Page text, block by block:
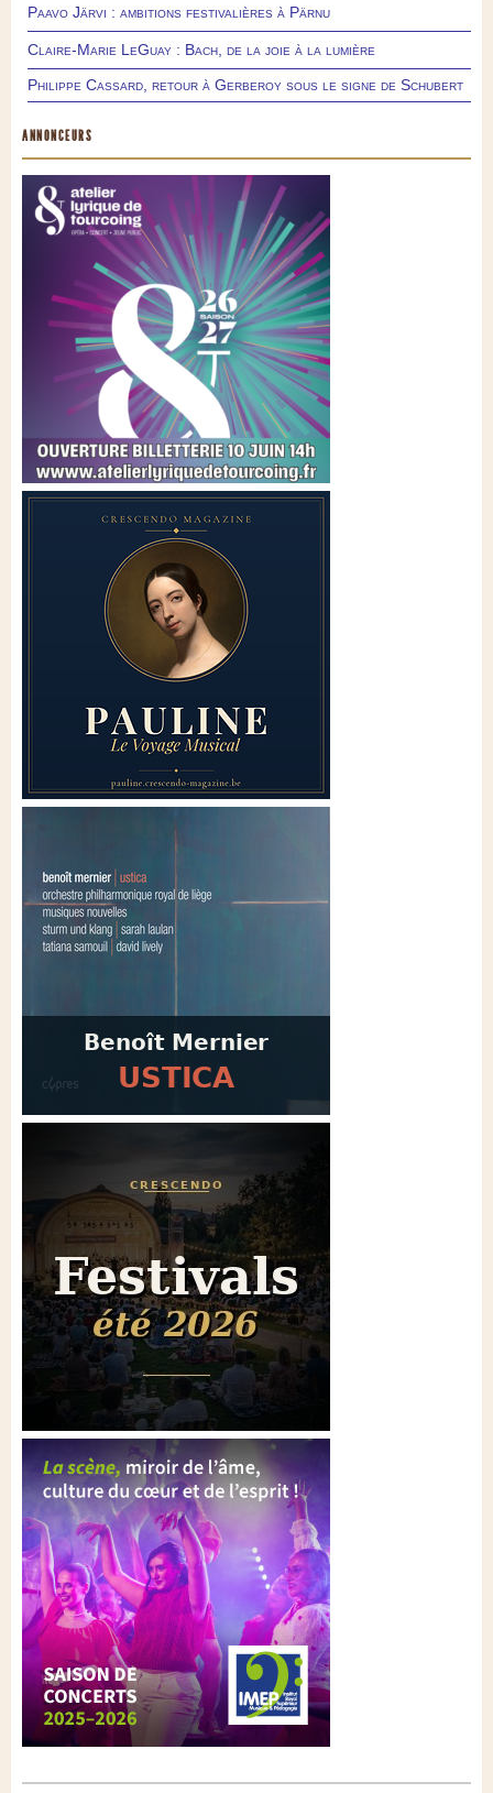
Paavo Järvi : ambitions festivalières à Pärnu
Claire-Marie LeGuay : Bach, de la joie à la lumière
Philippe Cassard, retour à Gerberoy sous le signe de Schubert
ANNONCEURS